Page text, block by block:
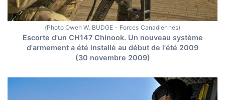
(Photo Owen W. BUDGE - Forces Canadiennes)
Escorte d'un CH147 Chinook. Un nouveau système
d'armement a été installé au début de l'été 2009
(30 novembre 2009)